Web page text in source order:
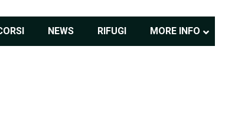
NEWS RIFUGI MORE INFO